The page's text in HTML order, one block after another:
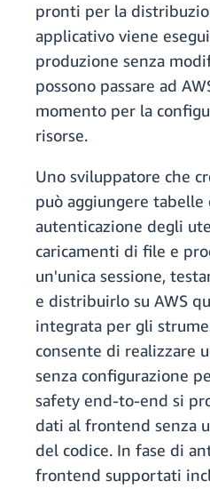
pronti per la
applicativo viene
produzione senza
possono passare ad
momento per la
risorse.
Uno sviluppatore che
può aggiungere tabelle
autenticazione degli
caricamenti di file e
un'unica sessione,
e distribuirlo su AWS
integrata per gli
consente di realizzare
senza configurazione
safety end-to-end si
dati al frontend senza
del codice. In fase di
frontend supportati